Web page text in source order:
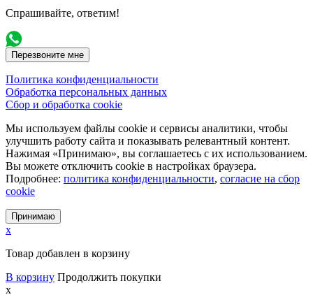
Спрашивайте, ответим!
Перезвоните мне
Политика конфиденциальности
Обработка персональных данных
Сбор и обработка cookie
Мы используем файлы cookie и сервисы аналитики, чтобы
улучшить работу сайта и показывать релевантный контент.
Нажимая «Принимаю», вы соглашаетесь с их использованием.
Вы можете отключить cookie в настройках браузера.
Подробнее: политика конфиденциальности, согласие на сбор
cookie
Принимаю
x
Товар добавлен в корзину
В корзину Продолжить покупки
x